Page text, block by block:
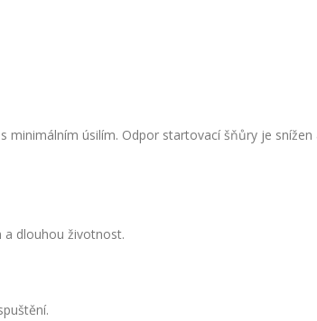
minimálním úsilím. Odpor startovací šňůry je snížen
a dlouhou životnost.